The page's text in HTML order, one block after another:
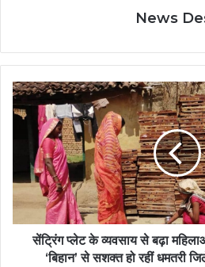
News
सेंट्रिंग
प्लेट
व्यवसाय
महिलाओं
आत्मविश्वास
सेंट्रिंग प्लेट के व्यवसाय से बढ़ा
‘बिहान’ से सशक्त हो रहीं धमतरी